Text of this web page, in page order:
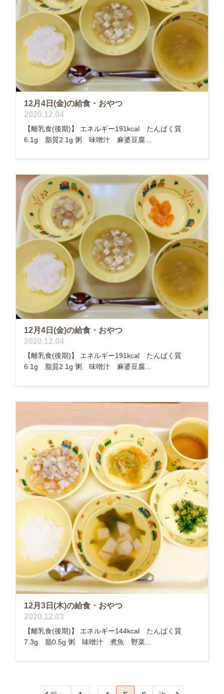
12月4日(金)の給食・おやつ
2020.12.04
【離乳食(後期)】 エネルギー191kcal たんぱく質
6.1g 脂質2.1g 粥 味噌汁 麻婆豆腐...
12月4日(金)の給食・おやつ
2020.12.04
【離乳食(後期)】 エネルギー191kcal たんぱく質
6.1g 脂質2.1g 粥 味噌汁 麻婆豆腐...
12月3日(木)の給食・おやつ
2020.12.03
【離乳食(後期)】 エネルギー144kcal たんぱく質
7.3g 脂0.5g 粥 味噌汁 煮魚 野菜...
…